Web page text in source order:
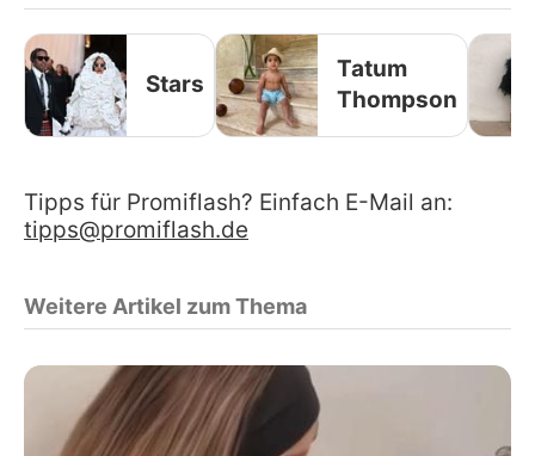
Stars
Tatum
Thompson
Tipps für Promiflash? Einfach E-Mail an:
tipps@promiflash.de
Weitere Artikel zum Thema